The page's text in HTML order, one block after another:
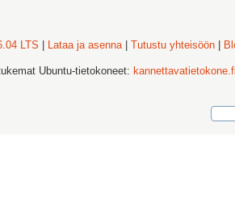
LTS Lataa ja asenna|Tutustu yhteisöön
Ubuntu-tietokoneet: